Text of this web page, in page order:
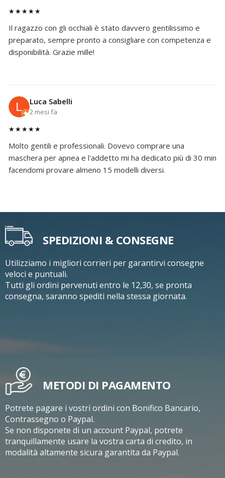
★★★★★
Il ragazzo con gli occhiali è stato davvero gentilissimo e
preparato, sempre pronto a consigliare con competenza e
disponibilità. Grazie mille!
Luca Sabelli
2 mesi fa
★★★★★
Molto gentili e professionali. Dovevo comprare una
maschera per apnea e l'addetto mi ha dedicato più di 30 min
facendomi provare almeno 15 modelli diversi.
SPEDIZIONI & CONSEGNE
Utilizziamo i migliori corrieri per garantirvi consegne
veloci e puntuali.
Tutti gli ordini pervenuti entro le 12,30, se pronta
consegna, saranno spediti nella stessa giornata.
METODI DI PAGAMENTO
Potrete pagare i vostri ordini con Bonifico Bancario,
Contrassegno o Paypal.
Se non disponete di un account Paypal, potrete
tranquillamente usare la vostra carta di credito, in
modalità altamente sicura garantita da Paypal.